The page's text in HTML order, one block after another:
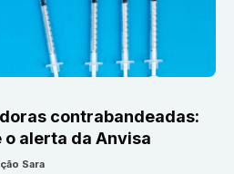
contrabandeadas:
alerta da Anvisa
Sara